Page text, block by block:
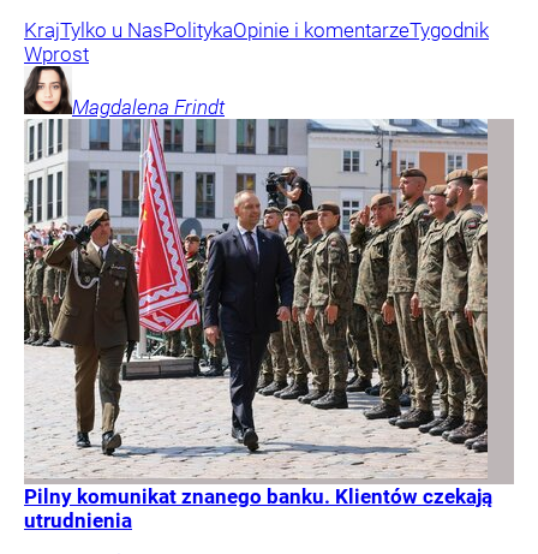
KrajTylko u NasPolitykaOpinie i komentarzeTygodnik
Wprost
Magdalena Frindt
Pilny komunikat znanego banku. Klientów czekają
utrudnienia